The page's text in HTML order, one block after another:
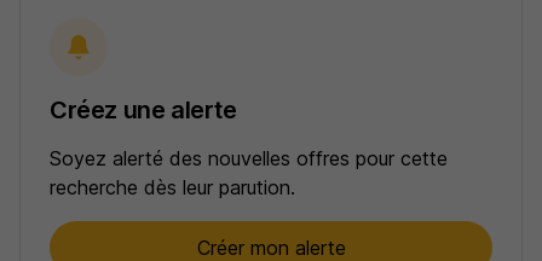
Créez une alerte
Soyez alerté des nouvelles offres pour cette
recherche dès leur parution.
Créer mon alerte